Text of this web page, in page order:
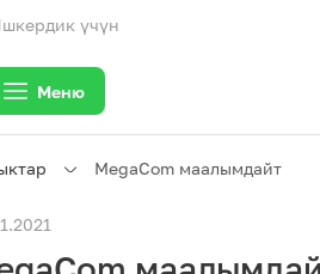
үчүн
Меню
MegaCom маалымдайт